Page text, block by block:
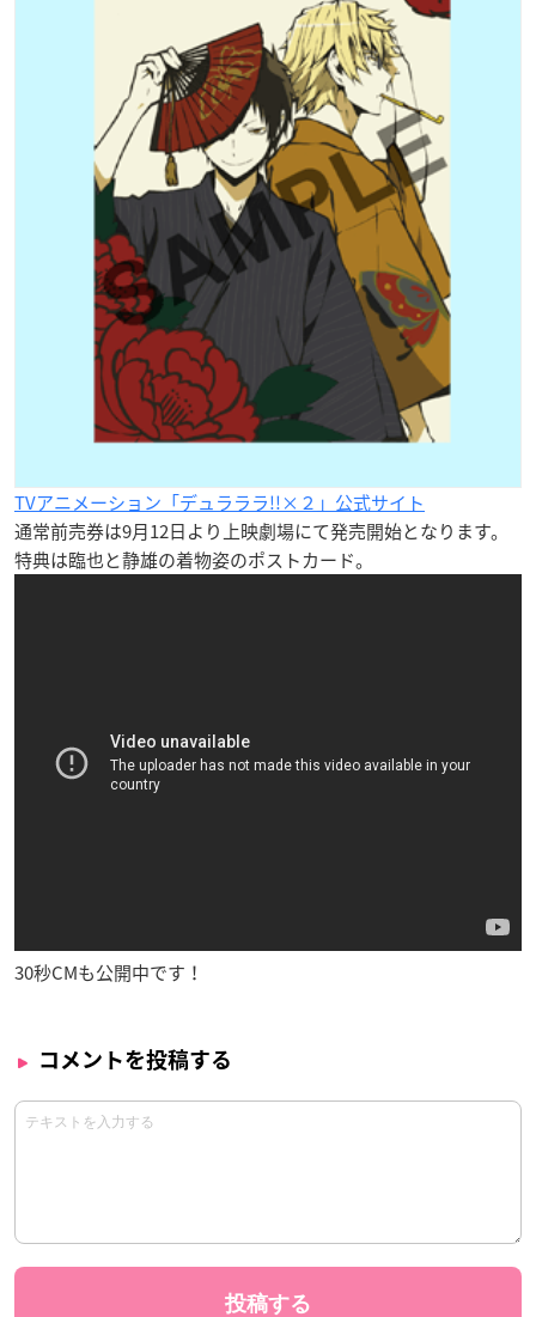
TVアニメーション「デュラララ!!×２」公式サイト
通常前売券は9月12日より上映劇場にて発売開始となります。
特典は臨也と静雄の着物姿のポストカード。
30秒CMも公開中です！
コメントを投稿する